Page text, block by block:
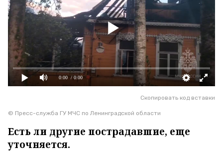
0:00 / 0:00
Скопировать код вставки
© Пресс-служба ГУ МЧС по Ленинградской области
Есть ли другие пострадавшие, еще
уточняется.